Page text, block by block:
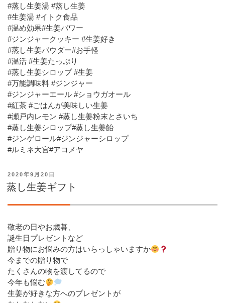
#蒸し生姜湯 #蒸し生姜
#生姜湯 #イトク食品
#温め効果#生姜パワー
#ジンジャークッキー #生姜好き
#蒸し生姜パウダー#お手軽
#温活 #生姜たっぷり
#蒸し生姜シロップ #生姜
#万能調味料 #ジンジャー
#ジンジャーエール #ショウガオール
#紅茶 #ごはんが美味しい生姜
#瀬戸内レモン #蒸し生姜粉末とさいち
#蒸し生姜シロップ#蒸し生姜飴
#ジンゲロール#ジンジャーシロップ
#ルミネ大宮#アコメヤ
投
稿
日:
2020年9月20日
蒸し生姜ギフト
敬老の日やお歳暮、
誕生日プレゼントなど
贈り物にお悩みの方はいらっしゃいますか
今までの贈り物で
たくさんの物を渡してるので
今年も悩む
生姜が好きな方へのプレゼントが